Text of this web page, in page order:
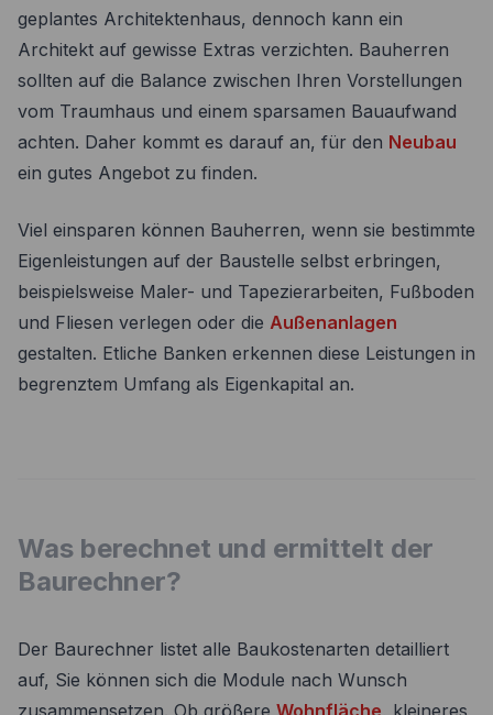
geplantes Architektenhaus, dennoch kann ein
Architekt auf gewisse Extras verzichten. Bauherren
sollten auf die Balance zwischen Ihren Vorstellungen
vom Traumhaus und einem sparsamen Bauaufwand
achten. Daher kommt es darauf an, für den Neubau
ein gutes Angebot zu finden.
Viel einsparen können Bauherren, wenn sie bestimmte
Eigenleistungen auf der Baustelle selbst erbringen,
beispielsweise Maler- und Tapezierarbeiten, Fußboden
und Fliesen verlegen oder die Außenanlagen
gestalten. Etliche Banken erkennen diese Leistungen in
begrenztem Umfang als Eigenkapital an.
Was berechnet und ermittelt der
Baurechner?
Der Baurechner listet alle Baukostenarten detailliert
auf, Sie können sich die Module nach Wunsch
zusammensetzen. Ob größere Wohnfläche, kleineres